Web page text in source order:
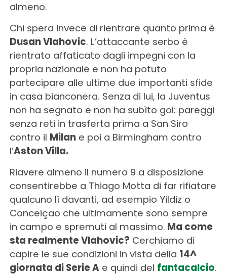
almeno.
Chi spera invece di rientrare quanto prima è
Dusan Vlahovic. L’attaccante serbo è
rientrato affaticato dagli impegni con la
propria nazionale e non ha potuto
partecipare alle ultime due importanti sfide
in casa bianconera. Senza di lui, la Juventus
non ha segnato e non ha subìto gol: pareggi
senza reti in trasferta prima a San Siro
contro il Milane poi a Birmingham contro
l’Aston Villa.
Riavere almeno il numero 9 a disposizione
consentirebbe a Thiago Motta di far rifiatare
qualcuno lì davanti, ad esempio Yildiz o
Conceiçao che ultimamente sono sempre
in campo e spremuti al massimo. Ma come
sta realmente Vlahovic? Cerchiamo di
capire le sue condizioni in vista della 14^
giornata di Serie A e quindi del fantacalcio.